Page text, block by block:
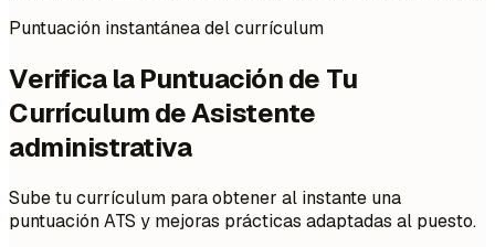
Puntuación instantánea del currículum
Verifica la Puntuación de Tu
Currículum de Asistente
administrativa
Sube tu currículum para obtener al instante una
puntuación ATS y mejoras prácticas adaptadas al puesto.